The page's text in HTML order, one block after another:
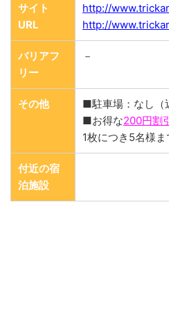
サイト
URL
http://
http://
バリアフ
リー
－
その他
■駐車場：なし（
■お得な200円割
1枚につき5名様
付近の宿
泊施設